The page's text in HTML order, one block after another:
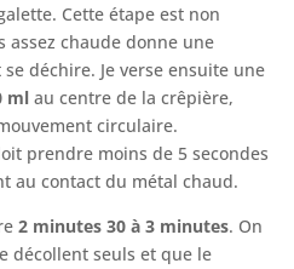
Cette étape est non
assez chaude donne une
déchire. Je verse ensuite une
ml au centre de la crêpière,
circulaire.
prendre moins de 5 secondes
au contact du métal chaud.
2 minutes 30 à 3 minutes. On
décollent seuls et que le